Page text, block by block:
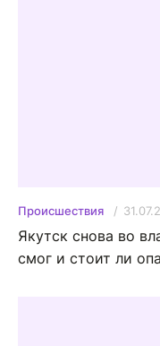
Происшествия
Якутск снова во
смог и стоит ли